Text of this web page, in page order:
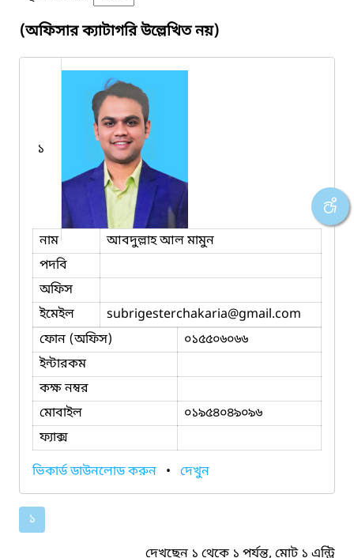
(অফিসার ক্যাটাগরি উল্লেখিত নয়)
১
নাম
আবদুল্লাহ আল মামুন
পদবি
অফিস
ইমেইল
subrigesterchakaria@gmail.com
ফোন (অফিস)
০১৫৫০৬০৬৬
ইন্টারকম
কক্ষ নম্বর
মোবাইল
০১৯৫৪০৪৯০৯৬
ফ্যাক্স
ভিকার্ড ডাউনলোড করুন • দেখুন
১
দেখছেন ১ থেকে ১ পর্যন্ত, মোট ১ এন্ট্রি